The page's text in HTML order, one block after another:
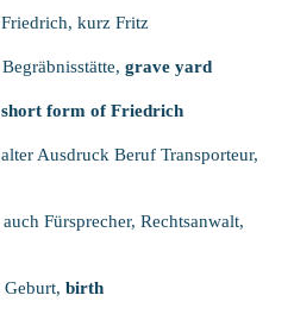
Friedrich, kurz Fritz
Begräbnisstätte, grave yard
short form of Friedrich
alter Ausdruck Beruf Transporteur,
auch Fürsprecher, Rechtsanwalt,
Geburt, birth